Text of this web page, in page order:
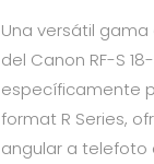
Una versátil
del Canon RF-S
específicamente
format R Series,
angular a telefoto